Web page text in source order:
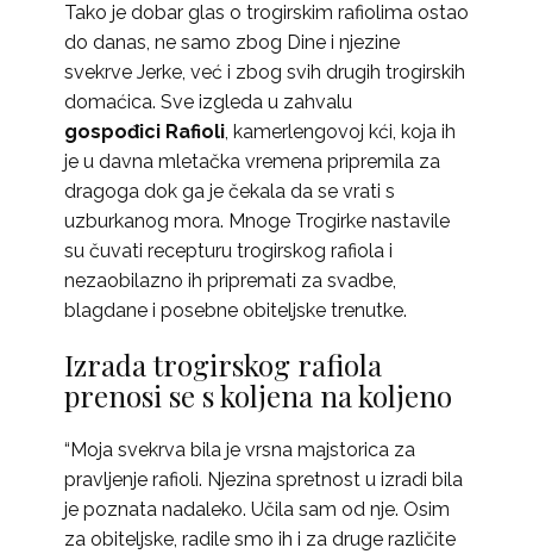
Tako je dobar glas o trogirskim rafiolima ostao
do danas, ne samo zbog Dine i njezine
svekrve Jerke, već i zbog svih drugih trogirskih
domaćica. Sve izgleda u zahvalu
gospođici Rafioli, kamerlengovoj kći, koja ih
je u davna mletačka vremena pripremila za
dragoga dok ga je čekala da se vrati s
uzburkanog mora. Mnoge Trogirke nastavile
su čuvati recepturu trogirskog rafiola i
nezaobilazno ih pripremati za svadbe,
blagdane i posebne obiteljske trenutke.
Izrada trogirskog rafiola
prenosi se s koljena na koljeno
“Moja svekrva bila je vrsna majstorica za
pravljenje rafioli. Njezina spretnost u izradi bila
je poznata nadaleko. Učila sam od nje. Osim
za obiteljske, radile smo ih i za druge različite